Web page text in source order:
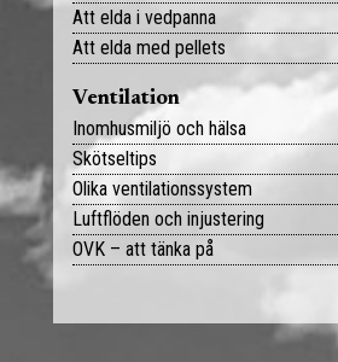
Kontakt
Att elda i vedpanna
Att elda med pellets
Ventilation
Inomhusmiljö och hälsa
Skötseltips
Olika ventilationssystem
Luftflöden och injustering
OVK – att tänka på